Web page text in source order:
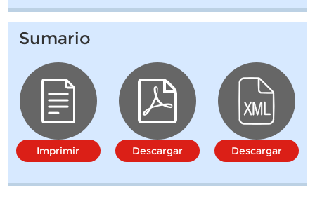
Sumario
Imprimir Descargar Descargar